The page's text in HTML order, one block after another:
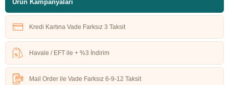
Ürün Kampanyaları
Kredi Kartına Vade Farksız 3 Taksit
Havale / EFT ile + %3 İndirim
Mail Order ile Vade Farksız 6-9-12 Taksit